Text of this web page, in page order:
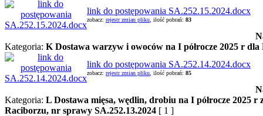
link do postępowania SA.252.15.2024.docx
zobacz: rejestr zmian pliku , ilość pobrań: 83
Kategoria: K Dostawa warzyw i owoców na I półrocze 2025 r
link do postępowania SA.252.14.2024.docx
zobacz: rejestr zmian pliku , ilość pobrań: 85
Kategoria: L Dostawa mięsa, wędlin, drobiu na I półrocze 2025 r
Raciborzu, nr sprawy SA.252.13.2024 [ 1 ]